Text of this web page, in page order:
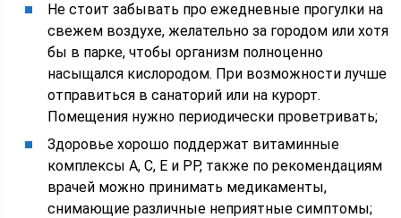
Не стоит забывать про ежедневные прогулки на
свежем воздухе, желательно за городом или хотя
бы в парке, чтобы организм полноценно
насыщался кислородом. При возможности лучше
отправиться в санаторий или на курорт.
Помещения нужно периодически проветривать;
Здоровье хорошо поддержат витаминные
комплексы А, С, Е и РР, также по рекомендациям
врачей можно принимать медикаменты,
снимающие различные неприятные симптомы;